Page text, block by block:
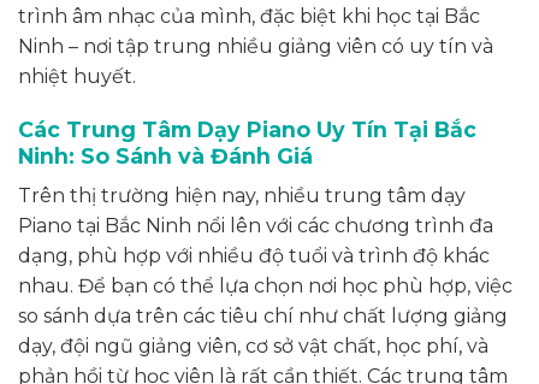
trình âm nhạc của mình, đặc biệt khi học tại Bắc
Ninh – nơi tập trung nhiều giảng viên có uy tín và
nhiệt huyết.
Các Trung Tâm Dạy Piano Uy Tín Tại Bắc
Ninh: So Sánh và Đánh Giá
Trên thị trường hiện nay, nhiều trung tâm dạy
Piano tại Bắc Ninh nổi lên với các chương trình đa
dạng, phù hợp với nhiều độ tuổi và trình độ khác
nhau. Để bạn có thể lựa chọn nơi học phù hợp, việc
so sánh dựa trên các tiêu chí như chất lượng giảng
dạy, đội ngũ giảng viên, cơ sở vật chất, học phí, và
phản hồi từ học viên là rất cần thiết. Các trung tâm